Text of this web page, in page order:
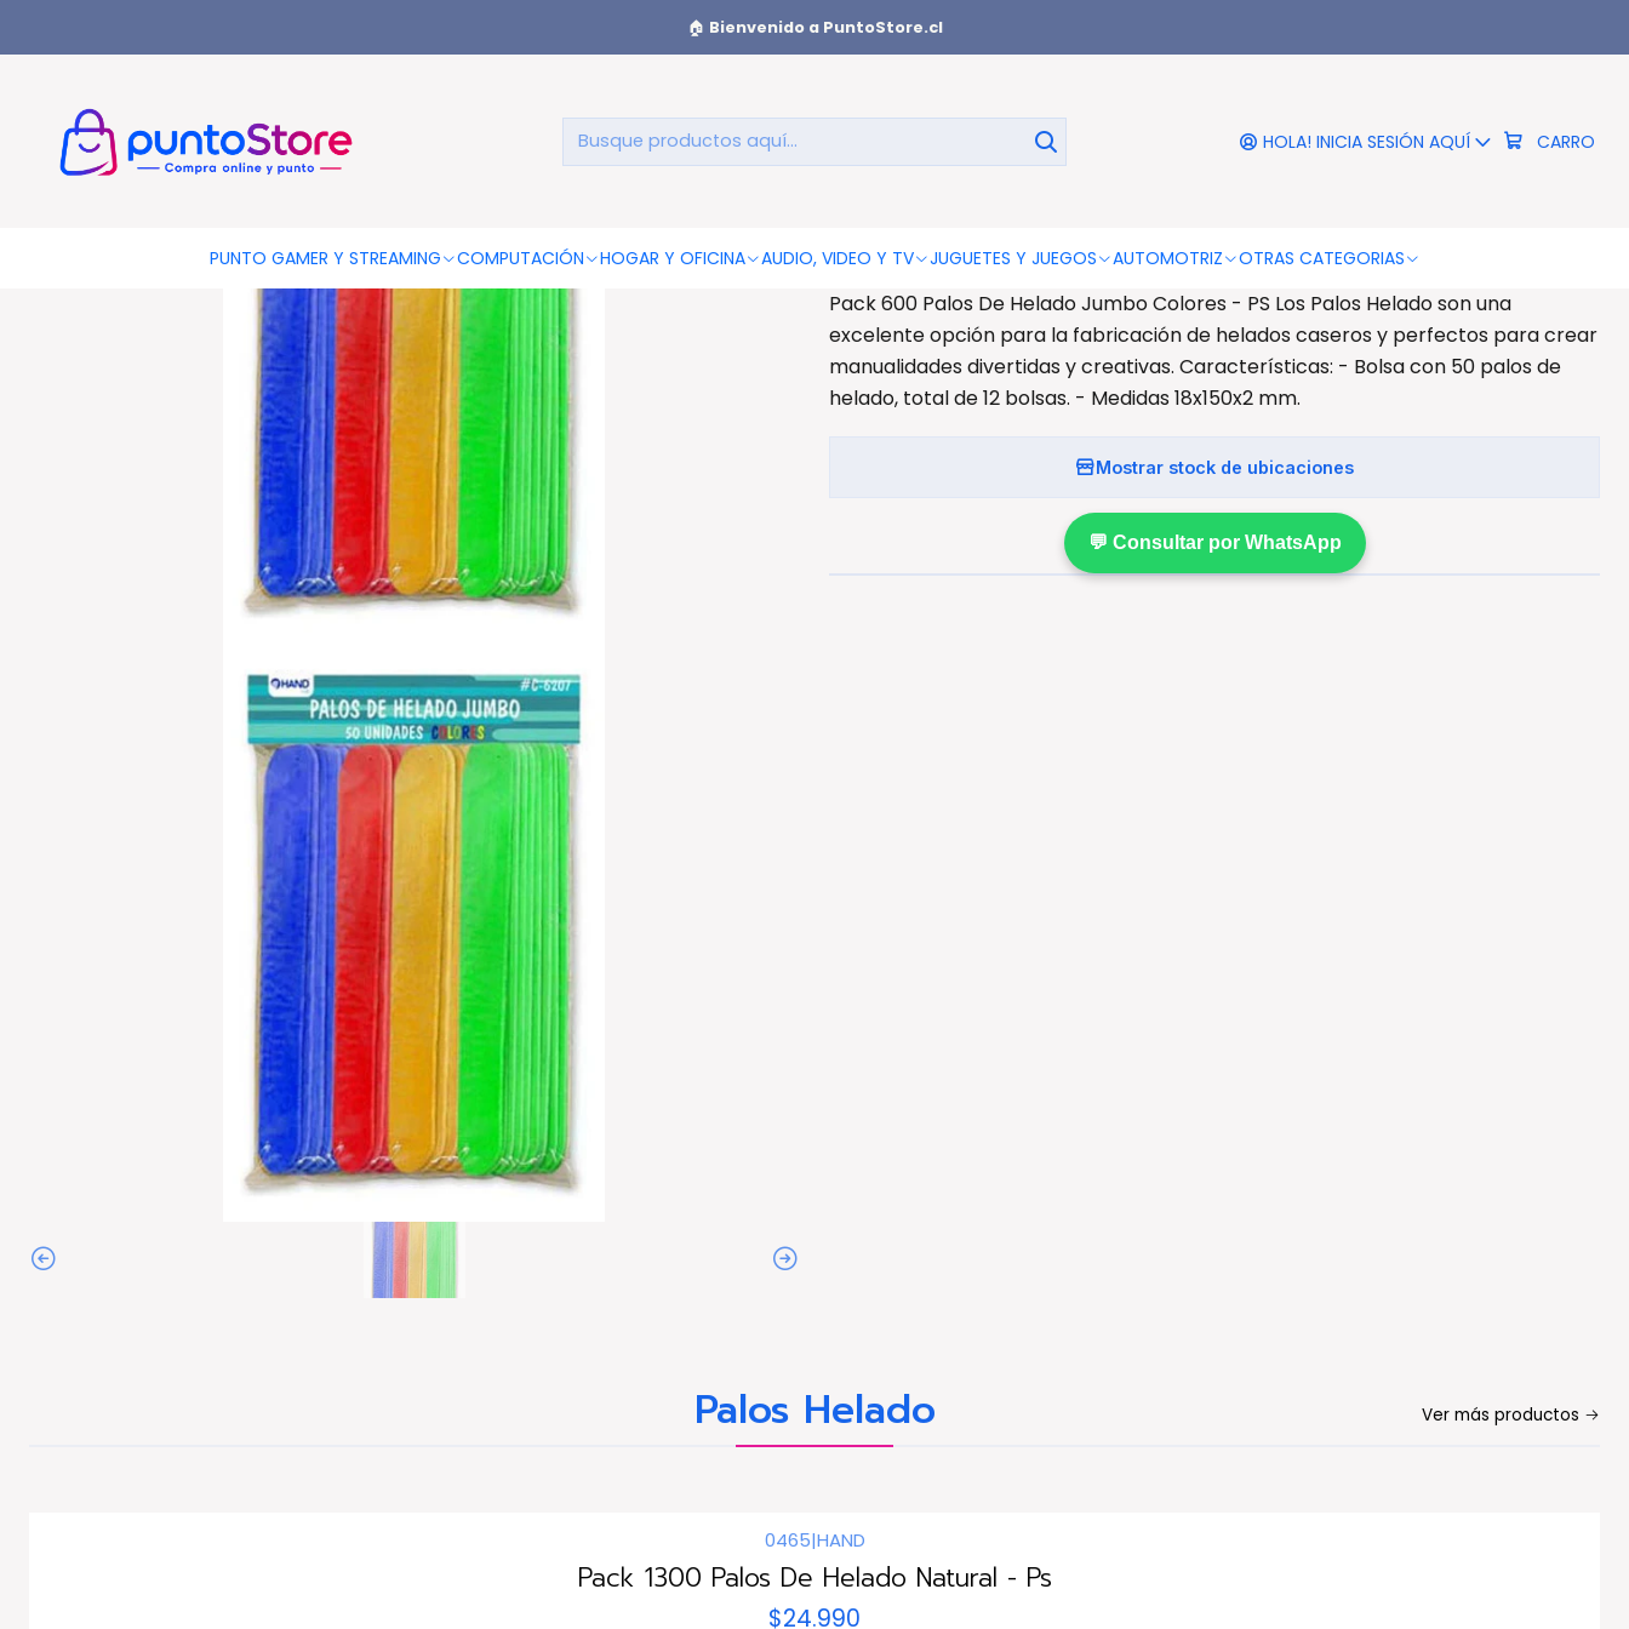
HOLA! INICIA SESIÓN AQUÍ CARRO
PUNTO GAMER Y STREAMING COMPUTACIÓN HOGAR Y OFICINA AUDIO, VIDEO Y TV JUGUETES Y JUEGOS AUTOMOTRIZ OTRAS CATEGORIAS
🏠 Bienvenido a PuntoStore.cl
Pack 600 Palos De Helado Jumbo Colores - Ps
Pack 600 Palos De Helado Jumbo
Colores - Ps
DESCRIPCIÓN
Pack 600 Palos De Helado Jumbo Colores - PS Los Palos Helado son una
excelente opción para la fabricación de helados caseros y perfectos para crear
manualidades divertidas y creativas. Características: - Bolsa con 50 palos de
helado, total de 12 bolsas. - Medidas 18x150x2 mm.
Mostrar stock de ubicaciones
💬 Consultar por WhatsApp
Palos Helado Ver más productos
0465|HAND
Pack 1300 Palos De Helado Natural - Ps
$24.990